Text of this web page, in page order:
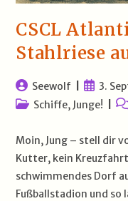
CSCL
Stahlriese
Beitrags-
Autor:
Seewolf
Beitrag
3.
Beitrags-
Schiffe, Junge!
Moin, Jung – stell dir
Kutter, kein
schwimmendes Dorf
Fußballstadion und so